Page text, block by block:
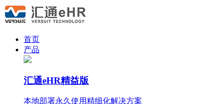
首页
产品
汇通eHR精益版
本地部署永久使用精细化解决方案